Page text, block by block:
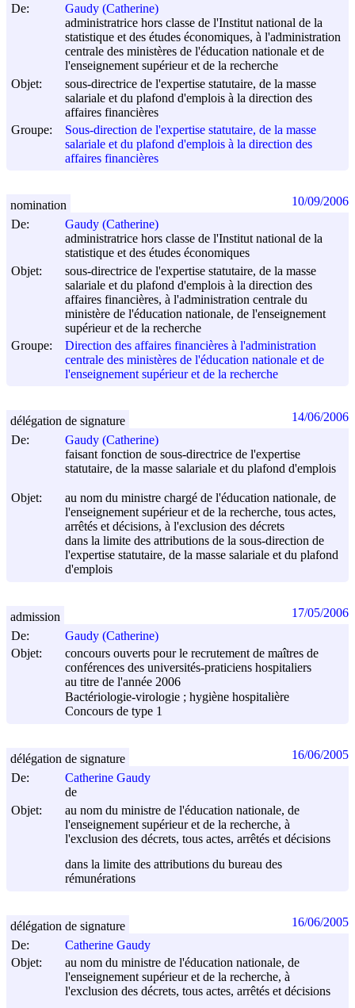
De:
Gaudy (Catherine)
administratrice hors classe de l'Institut national de la
statistique et des études économiques, à l'administration
centrale des ministères de l'éducation nationale et de
l'enseignement supérieur et de la recherche
Objet:
sous-directrice de l'expertise statutaire, de la masse
salariale et du plafond d'emplois à la direction des
affaires financières
Groupe:
Sous-direction de l'expertise statutaire, de la masse
salariale et du plafond d'emplois à la direction des
affaires financières
De:
Gaudy (Catherine)
administratrice hors classe de l'Institut national de la
statistique et des études économiques
Objet:
sous-directrice de l'expertise statutaire, de la masse
salariale et du plafond d'emplois à la direction des
affaires financières, à l'administration centrale du
ministère de l'éducation nationale, de l'enseignement
supérieur et de la recherche
Groupe:
Direction des affaires financières à l'administration
centrale des ministères de l'éducation nationale et de
l'enseignement supérieur et de la recherche
nomination 10/09/2006
De:
Gaudy (Catherine)
faisant fonction de sous-directrice de l'expertise
statutaire, de la masse salariale et du plafond d'emplois
Objet:
au nom du ministre chargé de l'éducation nationale, de
l'enseignement supérieur et de la recherche, tous actes,
arrêtés et décisions, à l'exclusion des décrets
dans la limite des attributions de la sous-direction de
l'expertise statutaire, de la masse salariale et du plafond
d'emplois
délégation de signature 14/06/2006
De:
Gaudy (Catherine)
Objet:
concours ouverts pour le recrutement de maîtres de
conférences des universités-praticiens hospitaliers
au titre de l'année 2006
Bactériologie-virologie ; hygiène hospitalière
Concours de type 1
admission 17/05/2006
De:
Catherine Gaudy
de
Objet:
au nom du ministre de l'éducation nationale, de
l'enseignement supérieur et de la recherche, à
l'exclusion des décrets, tous actes, arrêtés et décisions
dans la limite des attributions du bureau des
rémunérations
délégation de signature 16/06/2005
De:
Catherine Gaudy
Objet:
au nom du ministre de l'éducation nationale, de
l'enseignement supérieur et de la recherche, à
l'exclusion des décrets, tous actes, arrêtés et décisions
délégation de signature 16/06/2005